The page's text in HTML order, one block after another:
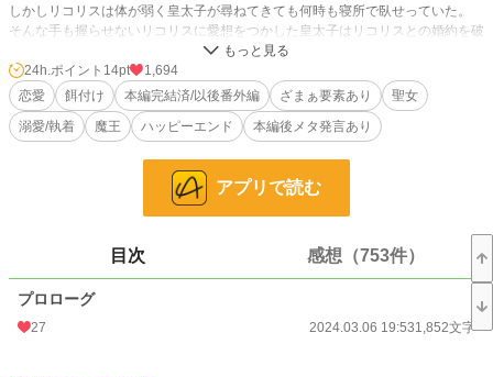
しかしリコリスは体が弱く皇太子が尋ねてきても何時も寝所で臥せっていた。
そんな手も握らせないリコリスに愛想をつかした皇太子はリコリスとの婚約を破
棄し国の聖女であるディルバ・アーレンと婚約を結ぶと自らの１８歳の誕生の宴
の場で告げた。
そして聖女ディルバに陰湿な嫌がらせをしたとしてリコリスを果ての塔へ幽閉す
ると告げた。
しかし皇太子は知らなかった。
そしてリコリスが物心がついた頃には《武神》とし聖女の結界で補えない高位の
果ての塔へ幽閉され《武神》の仕事から解放されたリコリスは喜びに満ちてい
「これでやっと好きなだけ寝れますわ！！」
リコリスの病弱の原因は弱すぎる聖女の結界を補うために毎夜戦い続けていた為
の睡眠不足であった。
1章と2章で本編は完結となります。
24h.ポイント 14pt
1,694
恋愛
餌付け 本編完結済/以後番外編 ざまぁ要素あり
聖女
溺愛/執着
魔王 ハッピーエンド 本編後メタ発言あり
アプリで読む
目次 感想（753件）
プロローグ
27 2024.03.06 19:531,852文字